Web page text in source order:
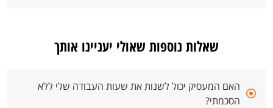
שאלות נוספות שאולי יעניינו אותך
האם המעסיק יכול לשנות את שעות העבודה שלי ללא
הסכמתי?